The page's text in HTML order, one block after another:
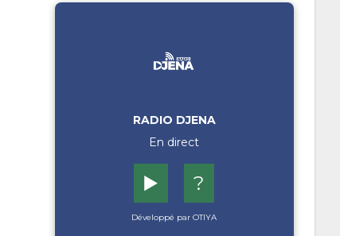
RADIO DJENA
En direct
▶️ ?
Développé par OTIYA